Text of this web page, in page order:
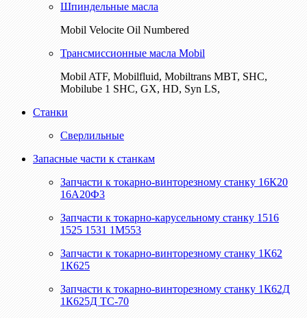
Шпиндельные масла
Mobil Velocite Oil Numbered
Трансмиссионные масла Mobil
Mobil ATF, Mobilfluid, Mobiltrans MBT, SHC,
Mobilube 1 SHC, GX, HD, Syn LS,
Станки
Сверлильные
Запасные части к станкам
Запчасти к токарно-винторезному станку 16К20
16А20Ф3
Запчасти к токарно-карусельному станку 1516
1525 1531 1М553
Запчасти к токарно-винторезному станку 1К62
1К625
Запчасти к токарно-винторезному станку 1К62Д
1К625Д ТС-70